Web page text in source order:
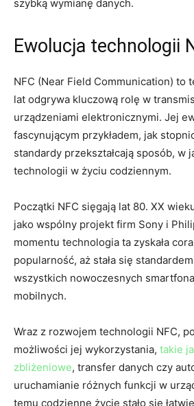
szybką wymianę danych.
Ewolucja technologii
NFC (Near Field Communication) to
lat odgrywa kluczową rolę w
urządzeniami elektronicznymi. Jej
fascynującym przykładem, jak
standardy przekształcają sposób, w
technologii w życiu codziennym.
Początki NFC sięgają lat 80. XX
jako wspólny projekt firm Sony i
momentu technologia ta zyskała
popularność, aż stała się
wszystkich nowoczesnych
mobilnych.
Wraz z rozwojem technologii NFC,
możliwości jej wykorzystania, takie
zbliżeniowe, transfer danych czy
uruchamianie różnych funkcji w
temu codzienne życie stało się